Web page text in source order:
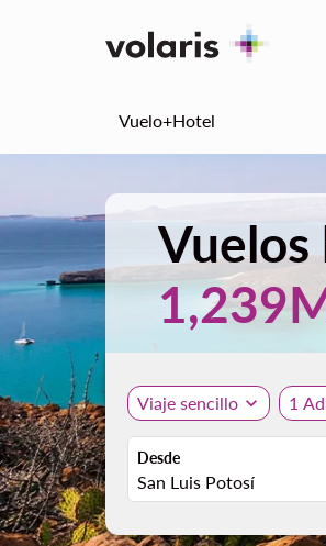
Vuelo+Hotel
Vuelos
Viaje sencillo expand_more 1
Desde